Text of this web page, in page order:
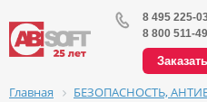
8 495 225-
8 800 511-
Главная
БЕЗОПАСНОСТЬ,